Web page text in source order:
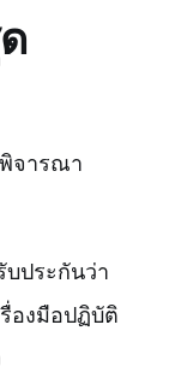
พิจารณา
บประกันว่า
องมือปฏิบัติ